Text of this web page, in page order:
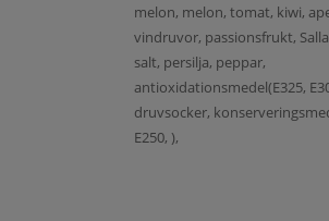
melon, melon, tomat, kiwi,
vindruvor, passionsfrukt,
salt, persilja, peppar,
antioxidationsmedel(E325,
druvsocker,
E250, ),